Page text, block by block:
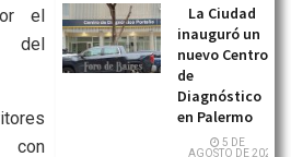
La Ciudad
inauguró un
nuevo Centro
de
Diagnóstico
en Palermo
5 DE
AGOSTO DE 2026
el
del
con